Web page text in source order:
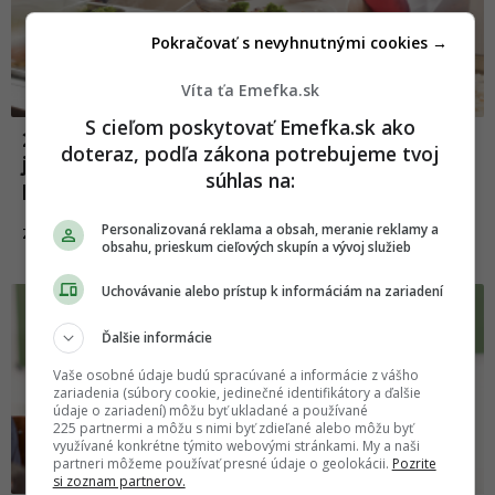
20 nechutných výplodov školských
jedální, ktoré by človek nehodil ani
prascom
ZÁBAVA 13.07.2021
Víta ťa Emefka.sk
S cieľom poskytovať Emefka.sk ako
doteraz, podľa zákona potrebujeme tvoj
súhlas na:
Personalizovaná reklama a obsah, meranie reklamy a
obsahu, prieskum cieľových skupín a vývoj služieb
Uchovávanie alebo prístup k informáciám na zariadení
Ďalšie informácie
Vaše osobné údaje budú spracúvané a informácie z vášho
zariadenia (súbory cookie, jedinečné identifikátory a ďalšie
údaje o zariadení) môžu byť ukladané a používané
225 partnermi a môžu s nimi byť zdieľané alebo môžu byť
využívané konkrétne týmito webovými stránkami. My a naši
partneri môžeme používať presné údaje o geolokácii. Pozrite
si zoznam partnerov.
Pokračovať s nevyhnutnými cookies →